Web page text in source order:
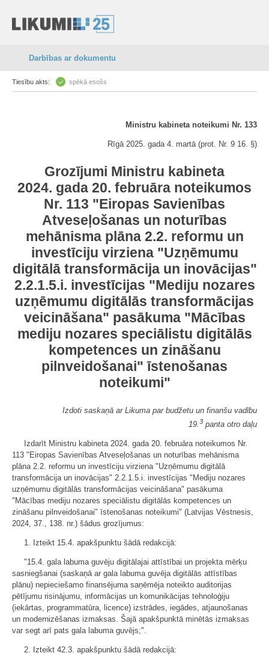
Darbības ar dokumentu
Tiesību akts: spēkā esošs
Ministru kabineta noteikumi Nr. 133
Rīgā 2025. gada 4. martā (prot. Nr. 9 16. §)
Grozījumi Ministru kabineta
2024. gada 20. februāra noteikumos
Nr. 113 "Eiropas Savienības
Atveseļošanas un noturības
mehānisma plāna 2.2. reformu un
investīciju virziena "Uzņēmumu
digitālā transformācija un inovācijas"
2.2.1.5.i. investīcijas "Mediju nozares
uzņēmumu digitālās transformācijas
veicināšana" pasākuma "Mācības
mediju nozares speciālistu digitālās
kompetences un zināšanu
pilnveidošanai" īstenošanas
noteikumi"
Izdoti saskaņā ar Likuma par budžetu un finanšu vadību
19.3 panta otro daļu
Izdarīt Ministru kabineta 2024. gada 20. februāra noteikumos Nr.
113 "Eiropas Savienības Atveseļošanas un noturības mehānisma
plāna 2.2. reformu un investīciju virziena "Uzņēmumu digitālā
transformācija un inovācijas" 2.2.1.5.i. investīcijas "Mediju nozares
uzņēmumu digitālās transformācijas veicināšana" pasākuma
"Mācības mediju nozares speciālistu digitālās kompetences un
zināšanu pilnveidošanai" īstenošanas noteikumi" (Latvijas Vēstnesis,
2024, 37., 138. nr.) šādus grozījumus:
1. Izteikt 15.4. apakšpunktu šādā redakcijā:
"15.4. gala labuma guvēju digitālajai attīstībai un projekta mērķu
sasniegšanai (saskaņā ar gala labuma guvēja digitālās attīstības
plānu) nepieciešamo finansējuma saņēmēja noteikto auditorijas
pētījumu risinājumu, informācijas un komunikācijas tehnoloģiju
(iekārtas, programmatūra, licence) izstrādes, iegādes, atjaunošanas
un modernizēšanas izmaksas. Šajā apakšpunktā minētās izmaksas
var segt arī pats gala labuma guvējs;".
2. Izteikt 42.3. apakšpunktu šādā redakcijā: